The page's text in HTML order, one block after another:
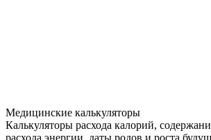
Медицинские калькуляторы
Калькуляторы расхода калорий,